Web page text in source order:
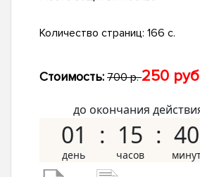
Количество страниц: 166 с.
Стоимость: 700 р.250
до окончания
01 15 40